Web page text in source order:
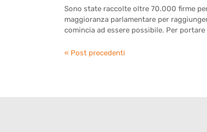
Sono state raccolte oltre 70.000 firme
maggioranza parlamentare per
comincia ad essere possibile. Per
« Post precedenti